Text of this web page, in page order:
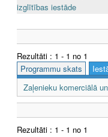
izglītības iestāde
Rezultāti : 1 - 1 no 1
Programmu skats
Zaļenieku komerciālā
Rezultāti : 1 - 1 no 1